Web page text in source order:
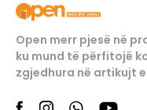
Open merr pjesë në
ku mund të përfitojë
zgjedhura në artikujt